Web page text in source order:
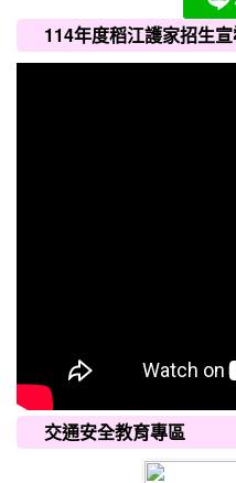
114年度稻江護家招生
交通安全教育專區